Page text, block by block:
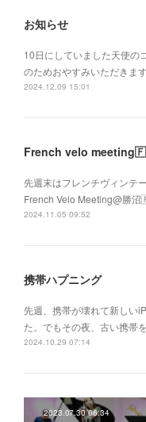
お知らせ
10日にしていました天使の
のためおやすみいただきま
2024.12.09 15:01
French velo
先週末はフレンチヴィンテ
French Velo Meeting@勝
2024.11.05 09:52
携帯ハプニング
先週、携帯が壊れて新しい
た。でもその夜、古い携帯
2024.10.29 07:14
2023.07.30 06:34